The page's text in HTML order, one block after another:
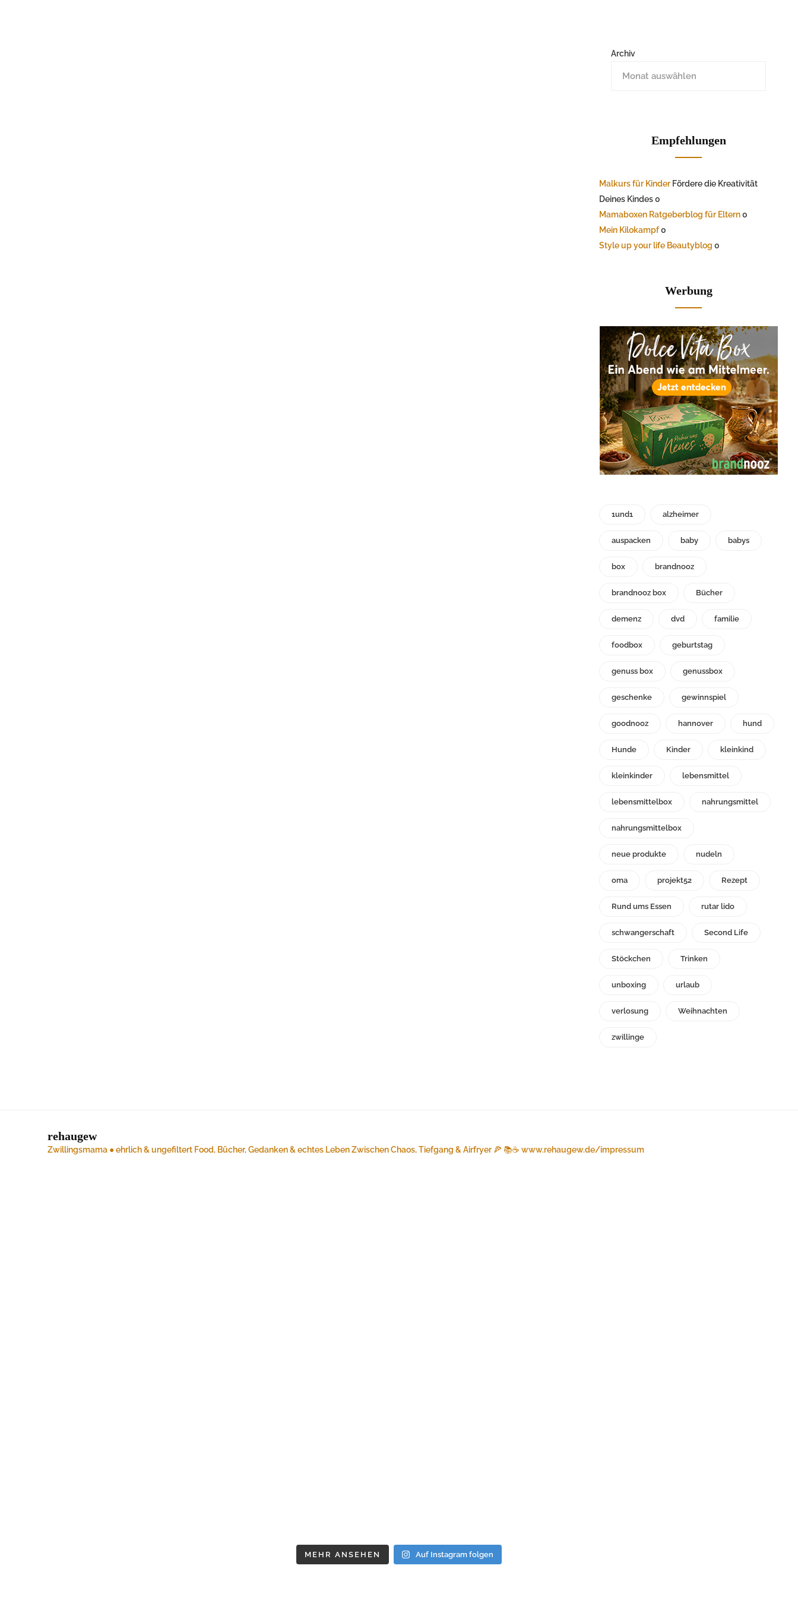
Archiv
Empfehlungen
Malkurs für Kinder Fördere die Kreativität
Deines Kindes 0
Mamaboxen Ratgeberblog für Eltern0
Mein Kilokampf0
Style up your life Beautyblog 0
Werbung
1und1 alzheimer
auspacken baby babys
box brandnooz
brandnooz box Bücher
demenz dvd familie
foodbox geburtstag
genuss box genussbox
geschenke gewinnspiel
goodnooz hannover hund
Hunde Kinder kleinkind
kleinkinder lebensmittel
lebensmittelbox nahrungsmittel
nahrungsmittelbox
neue produkte nudeln
oma projekt52 Rezept
Rund ums Essen rutar lido
schwangerschaft Second Life
Stöckchen Trinken
unboxing urlaub
verlosung Weihnachten
zwillinge
rehaugew
Zwillingsmama ● ehrlich & ungefiltert Food, Bücher, Gedanken & echtes LebenZwischen Chaos, Tiefgang & Airfryer 🍕 📚☕️ www.rehaugew.de/impressum
MEHR ANSEHEN Auf Instagram folgen